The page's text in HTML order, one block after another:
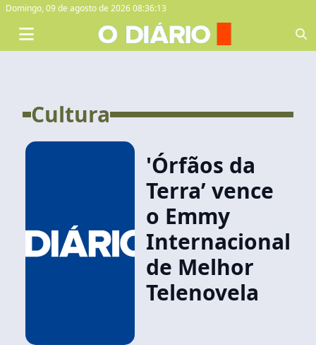
Domingo,09 de agosto de 2026 08:36:13
Cultura
'Órfãos da
Terra’ vence
o Emmy
Internacional
de Melhor
Telenovela